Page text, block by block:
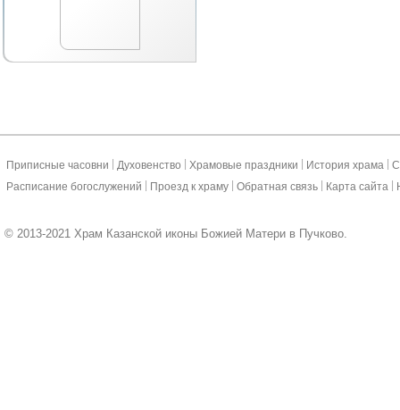
Приписные часовни Духовенство Храмовые праздники История храма
Расписание богослужений
Проезд к храму Обратная связь Карта сайта
© 2013-2021 Храм Казанской иконы Божией Матери в Пучково.